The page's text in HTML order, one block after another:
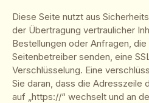
Diese Seite nutzt aus
der Übertragung vertraulicher
Bestellungen oder Anfragen, die
Seitenbetreiber senden, eine
Verschlüsselung. Eine
Sie daran, dass die Adresszeile
auf „https://“ wechselt und an